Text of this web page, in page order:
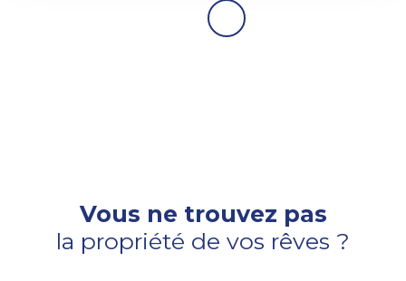
Vous ne trouvez pas
la propriété de vos rêves ?